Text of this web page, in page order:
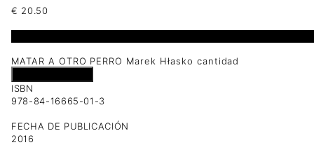
€ 20.50
MATAR A OTRO PERRO Marek Hłasko cantidad
ISBN
978-84-16665-01-3
FECHA DE PUBLICACIÓN
2016